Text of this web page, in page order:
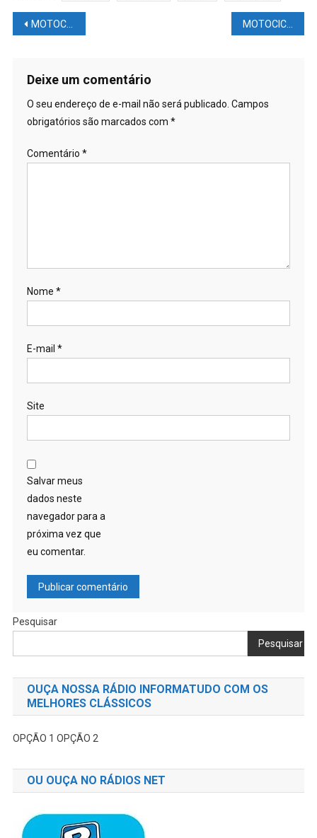
Navegação
Post
MOTOCICLISMO NEWS – MOTOGP WSBK BOLETIM #27: #MOTO2 e #MOTO3 fora? Marc #MARQUEZ vem ai? Crise econômica na #DORNA? MOTOCICLISMO NEWS – MOTOGP: GP Da Grã-Bretanha em Silverstone – Tudo Sobre O Final De Semana De Corrida Aqui, Em Um Único Link
Deixe um comentário
O seu endereço de e-mail não será publicado. Campos
obrigatórios são marcados com *
Comentário *
Nome *
E-mail *
Site
Salvar meus
dados neste
navegador para a
próxima vez que
eu comentar.
Pesquisar
Pesquisar
OUÇA NOSSA RÁDIO INFORMATUDO COM OS
MELHORES CLÁSSICOS
OPÇÃO 1 OPÇÃO 2
OU OUÇA NO RÁDIOS NET